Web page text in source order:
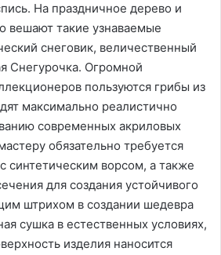
На праздничное дерево и
вешают такие узнаваемые
снеговик, величественный
Снегурочка. Огромной
пользуются грибы из
максимально реалистично
современных акриловых
обязательно требуется
синтетическим ворсом, а также
для создания устойчивого
штрихом в создании шедевра
сушка в естественных условиях,
изделия наносится